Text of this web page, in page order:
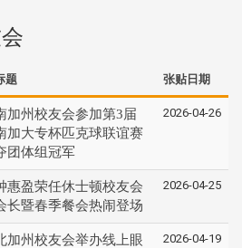
题 张贴日期
加州校友会参加第3届
加大专杯匹克球联谊赛
团体组冠军
2026-04-26
惠盈荣任休士顿校友会
长暨春季餐会热闹登场
2026-04-25
加州校友会举办线上眼
2026-04-19